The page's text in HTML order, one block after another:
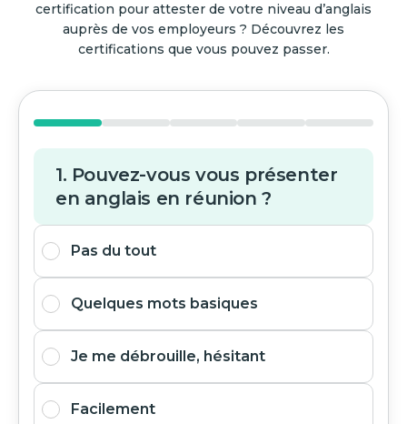
certification pour attester de votre niveau d’anglais
auprès de vos employeurs ? Découvrez les
certifications que vous pouvez passer.
1. Pouvez-vous vous présenter
en anglais en réunion ?
Pas du tout
Quelques mots basiques
Je me débrouille, hésitant
Facilement